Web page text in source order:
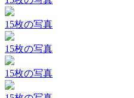
15枚の写真
15枚の写真
15枚の写真